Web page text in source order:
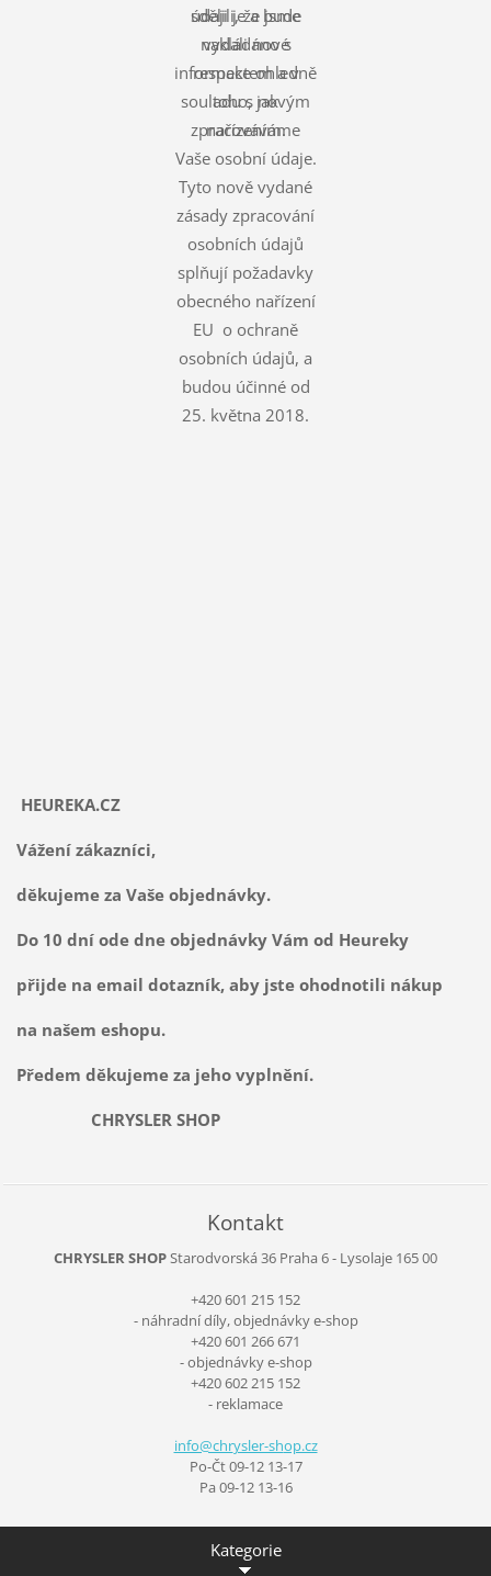
údaji je a bude
nakládáno s
respektem a v
souladu s novým
nařízením.
sdělili, že jsme
vydali nové
informace ohledně
toho, jak
zpracováváme
Vaše osobní údaje.
Tyto nově vydané
zásady zpracování
osobních údajů
splňují požadavky
obecného nařízení
EU o ochraně
osobních údajů, a
budou účinné od
25. května 2018.
HEUREKA.CZ
Vážení zákazníci,
děkujeme za Vaše objednávky.
Do 10 dní ode dne objednávky Vám od Heureky
přijde na email dotazník, aby jste ohodnotili nákup
na našem eshopu.
Předem děkujeme za jeho vyplnění.
CHRYSLER SHOP
Kontakt
CHRYSLER SHOPStarodvorská 36 Praha 6 - Lysolaje 165 00
+420 601 215 152
- náhradní díly, objednávky e-shop
+420 601 266 671
- objednávky e-shop
+420 602 215 152
- reklamace
info@chrysler-shop.cz
Po-Čt 09-12 13-17
Pa 09-12 13-16
Kategorie